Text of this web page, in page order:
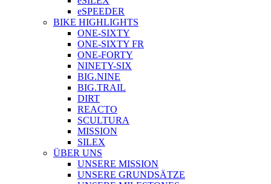
eSPEEDER
BIKE HIGHLIGHTS
ONE-SIXTY
ONE-SIXTY FR
ONE-FORTY
NINETY-SIX
BIG.NINE
BIG.TRAIL
DIRT
REACTO
SCULTURA
MISSION
SILEX
ÜBER UNS
UNSERE MISSION
UNSERE GRUNDSÄTZE